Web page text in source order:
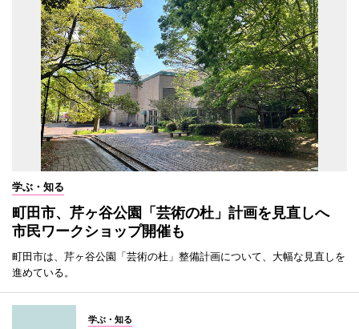
学ぶ・知る
町田市、芹ヶ谷公園「芸術の杜」計画を見直しへ
市民ワークショップ開催も
町田市は、芹ヶ谷公園「芸術の杜」整備計画について、大幅な見直しを
進めている。
学ぶ・知る